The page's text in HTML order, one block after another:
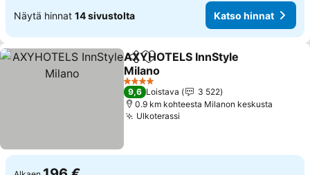
Näytä hinnat 14 sivustolta Katso hinnat
Jaa Lisää suosikkeihin
AXYHOTELS InnStyle
Milano
4 Tähtiluokitus
9,6 Loistava
3 522
0.9 km kohteesta Milanon keskusta
Ulkoterassi